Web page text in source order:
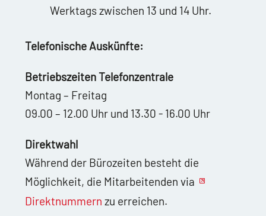
Werktags zwischen 13 und 14 Uhr.
Telefonische Auskünfte:
Betriebszeiten Telefonzentrale
Montag – Freitag
09.00 – 12.00 Uhr und 13.30 - 16.00 Uhr
Direktwahl
Während der Bürozeiten besteht die
Möglichkeit, die Mitarbeitenden via
Direktnummern zu erreichen.